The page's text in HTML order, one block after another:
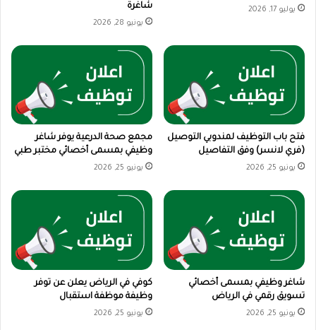
يوليو 17, 2026
شاغرة
يونيو 28, 2026
فتح باب التوظيف لمندوبي التوصيل
(فري لانسر) وفق التفاصيل
يونيو 25, 2026
مجمع صحة الدرعية يوفر شاغر
وظيفي بمسمى أخصائي مختبر طبي
يونيو 25, 2026
شاغر وظيفي بمسمى أخصائي
تسويق رقمي في الرياض
يونيو 25, 2026
كوفي في الرياض يعلن عن توفر
وظيفة موظفة استقبال
يونيو 25, 2026